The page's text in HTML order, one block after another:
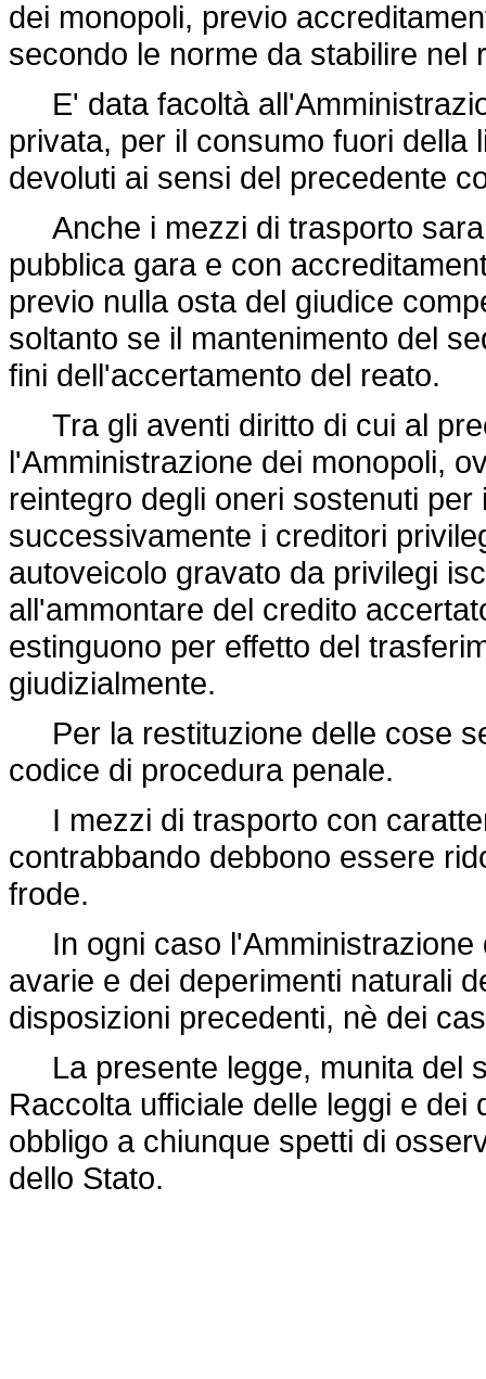
dei monopoli, previo
secondo le norme da stabilire nel
E' data facoltà
privata, per il consumo fuori della
devoluti ai sensi del precedente
Anche i mezzi di trasporto
pubblica gara e con
previo nulla osta del giudice
soltanto se il mantenimento del
fini dell'accertamento del reato.
Tra gli aventi diritto di cui al
l'Amministrazione dei monopoli,
reintegro degli oneri sostenuti
successivamente i creditori
autoveicolo gravato da privilegi
all'ammontare del credito
estinguono per effetto del
giudizialmente.
Per la restituzione delle cose
codice di procedura penale.
I mezzi di trasporto con
contrabbando debbono essere
frode.
In ogni caso l'Amministrazione
avarie e dei deperimenti naturali
disposizioni precedenti, nè dei
La presente legge, munita del
Raccolta ufficiale delle leggi e
obbligo a chiunque spetti di
dello Stato.